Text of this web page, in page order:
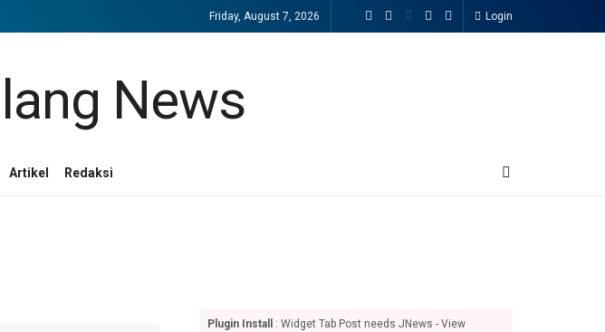
Friday, August 7, 2026 Login
Artikel Redaksi
Plugin Install
: Widget Tab Post needs JNews - View